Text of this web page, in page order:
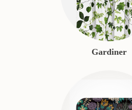
Gardiner